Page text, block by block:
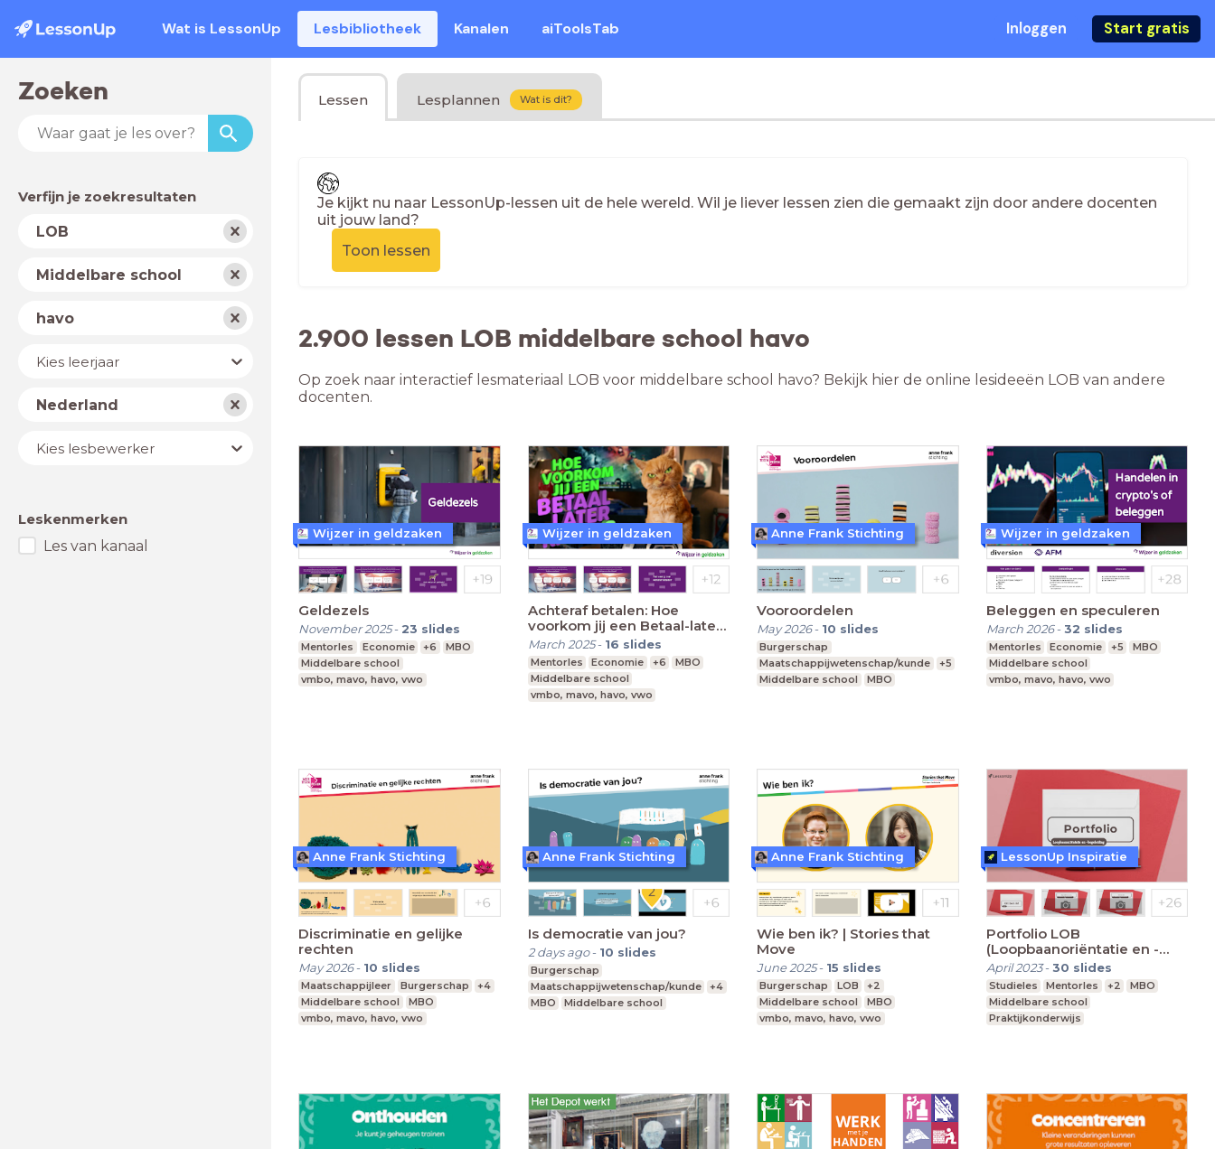
Wat is LessonUp Lesbibliotheek Kanalen aiToolsTab Inloggen Start gratis
Zoeken
Verfijn je zoekresultaten
VakLOB
Schooltype
Middelbare school
Niveau
havo
JaarKies leerjaar
LandNederland
Lesbewerker
Kies lesbewerker
Leskenmerken
Les van kanaal
Lessen Lesplannen Wat is dit?
Je kijkt nu naar LessonUp-lessen uit de hele wereld. Wil je liever lessen zien die gemaakt zijn door andere docenten
uit jouw land?
Toon lessen
2.900 lessen LOB middelbare school havo
Op zoek naar interactief lesmateriaal LOB voor middelbare school havo? Bekijk hier de online lesideeën LOB van andere
docenten.
Geldezels
November 2025- 23 slides
Mentorles Economie +6
MBO
Middelbare school
vmbo, mavo, havo, vwo
Wijzer in geldzaken
Achteraf betalen: Hoe
voorkom jij een Betaal-later-
kater?
March 2025- 16 slides
Mentorles Economie +6
MBO
Middelbare school
vmbo, mavo, havo, vwo
Wijzer in geldzaken
Vooroordelen
May 2026- 10 slides
Burgerschap
Maatschappijwetenschap/kunde
+5
Middelbare school
MBO
Anne Frank Stichting
Beleggen en speculeren
March 2026-32 slides
Mentorles Economie +5
MBO
Middelbare school
vmbo, mavo, havo, vwo
Wijzer in geldzaken
Discriminatie en gelijke
rechten
May 2026- 10 slides
Maatschappijleer Burgerschap
+4
Middelbare school
MBO
vmbo, mavo, havo, vwo
Anne Frank Stichting
Is democratie van jou?
2 days ago- 10 slides
Burgerschap
Maatschappijwetenschap/kunde
+4
MBO
Middelbare school
Anne Frank Stichting
Wie ben ik? | Stories that
Move
June 2025- 15 slides
Burgerschap LOB
+2
Middelbare school
MBO
vmbo, mavo, havo, vwo
Anne Frank Stichting
Portfolio LOB
(Loopbaanoriëntatie en -
begeleiding)
April 2023-30 slides
Studieles Mentorles +2
MBO
Middelbare school
Praktijkonderwijs
LessonUp Inspiratie